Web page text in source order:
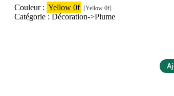
Couleur : Yellow 0f [Yellow 0f]
Catégorie : Décoration->Plume